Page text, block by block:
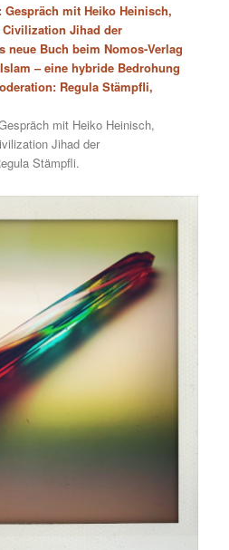
mit Heiko Heinisch,
Jihad der
neue Buch beim Nomos-Verlag
– eine hybride Bedrohung
Regula Stämpfli,
mit Heiko Heinisch,
Jihad der
Stämpfli.